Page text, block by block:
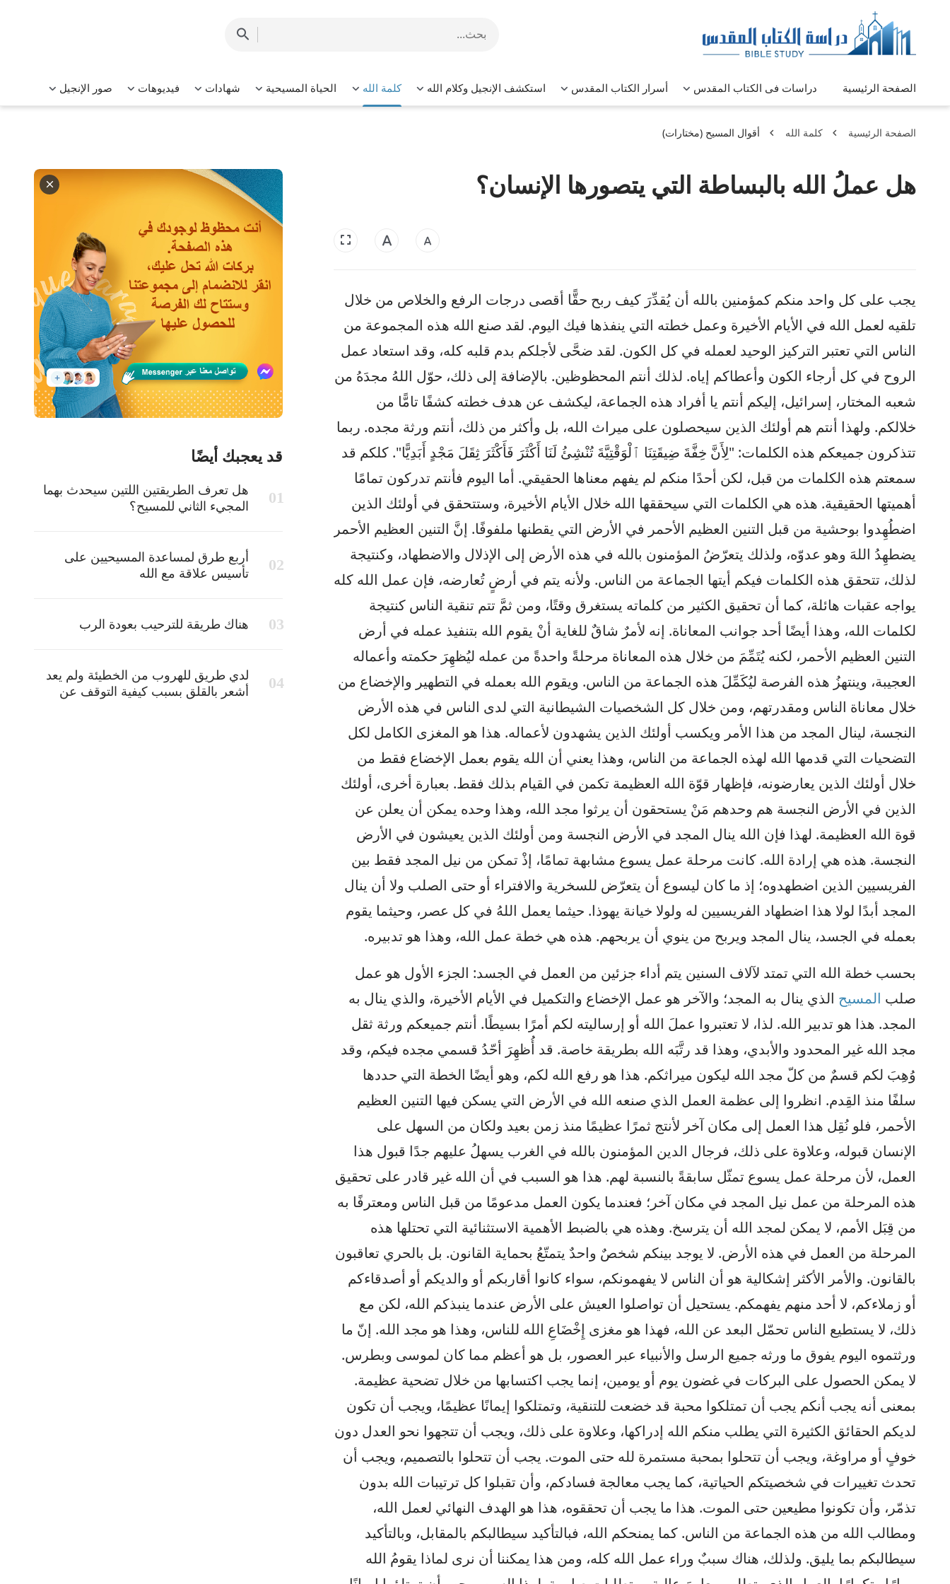
الصفحة الرئيسية دراسات فى الكتاب المقدس أسرار الكتاب المقدس استكشف الإنجيل وكلام الله كلمة الله الحياة المسيحية شهادات فيديوهات صور الإنجيل
الصفحة الرئيسية كلمة الله أقوال المسيح (مختارات)
هل عملُ الله بالبساطة التي يتصورها الإنسان؟
يجب على كل واحد منكم كمؤمنين بالله أن يُقدِّرَ كيف ربح حقًّا أقصى درجات الرفع والخلاص من خلال
تلقيه لعمل الله في الأيام الأخيرة وعمل خطته التي ينفذها فيك اليوم. لقد صنع الله هذه المجموعة من
الناس التي تعتبر التركيز الوحيد لعمله في كل الكون. لقد ضحَّى لأجلكم بدم قلبه كله، وقد استعاد عمل
الروح في كل أرجاء الكون وأعطاكم إياه. لذلك أنتم المحظوظين. بالإضافة إلى ذلك، حوّل اللهُ مجدَهُ من
شعبه المختار، إسرائيل، إليكم أنتم يا أفراد هذه الجماعة، ليكشف عن هدف خطته كشفًا تامًّا من
خلالكم. ولهذا أنتم هم أولئك الذين سيحصلون على ميراث الله، بل وأكثر من ذلك، أنتم ورثة مجده. ربما
تتذكرون جميعكم هذه الكلمات: "لِأَنَّ خِفَّةَ ضِيقَتِنَا ٱلْوَقْتِيَّةَ تُنْشِئُ لَنَا أَكْثَرَ فَأَكْثَرَ ثِقَلَ مَجْدٍ أَبَدِيًّا". كلكم قد
سمعتم هذه الكلمات من قبل، لكن أحدًا منكم لم يفهم معناها الحقيقي. أما اليوم فأنتم تدركون تمامًا
أهميتها الحقيقية. هذه هي الكلمات التي سيحققها الله خلال الأيام الأخيرة، وستتحقق في أولئك الذين
اضطُهِدوا بوحشية من قبل التنين العظيم الأحمر في الأرض التي يقطنها ملفوفًا. إنَّ التنين العظيم الأحمر
يضطهِدُ اللهَ وهو عدوّه، ولذلك يتعرّضُ المؤمنون بالله في هذه الأرض إلى الإذلال والاضطهاد، وكنتيجة
لذلك، تتحقق هذه الكلمات فيكم أيتها الجماعة من الناس. ولأنه يتم في أرضٍ تُعارضه، فإن عمل الله كله
يواجه عقبات هائلة، كما أن تحقيق الكثير من كلماته يستغرق وقتًا، ومن ثمَّ تتم تنقية الناس كنتيجة
لكلمات الله، وهذا أيضًا أحد جوانب المعاناة. إنه لأمرٌ شاقٌ للغاية أنْ يقوم الله بتنفيذ عمله في أرض
التنين العظيم الأحمر، لكنه يُتَمِّمَ من خلال هذه المعاناة مرحلةً واحدةً من عمله ليُظهِرَ حكمته وأعماله
العجيبة، وينتهزُ هذه الفرصة ليُكَمِّلَ هذه الجماعة من الناس. ويقوم الله بعمله في التطهير والإخضاع من
خلال معاناة الناس ومقدرتهم، ومن خلال كل الشخصيات الشيطانية التي لدى الناس في هذه الأرض
النجسة، لينال المجد من هذا الأمر ويكسب أولئك الذين يشهدون لأعماله. هذا هو المغزى الكامل لكل
التضحيات التي قدمها الله لهذه الجماعة من الناس، وهذا يعني أن الله يقوم بعمل الإخضاع فقط من
خلال أولئك الذين يعارضونه، فإظهار قوّة الله العظيمة تكمن في القيام بذلك فقط. بعبارة أخرى، أولئك
الذين في الأرض النجسة هم وحدهم مَنْ يستحقون أن يرثوا مجد الله، وهذا وحده يمكن أن يعلن عن
قوة الله العظيمة. لهذا فإن الله ينال المجد في الأرض النجسة ومن أولئك الذين يعيشون في الأرض
النجسة. هذه هي إرادة الله. كانت مرحلة عمل يسوع مشابهة تمامًا، إذْ تمكن من نيل المجد فقط بين
الفريسيين الذين اضطهدوه؛ إذ ما كان ليسوع أن يتعرّض للسخرية والافتراء أو حتى الصلب ولا أن ينال
المجد أبدًا لولا هذا اضطهاد الفريسيين له ولولا خيانة يهوذا. حيثما يعمل اللهُ في كل عصر، وحيثما يقوم
بعمله في الجسد، ينال المجد ويربح من ينوي أن يربحهم. هذه هي خطة عمل الله، وهذا هو تدبيره.
بحسب خطة الله التي تمتد لآلاف السنين يتم أداء جزئين من العمل في الجسد: الجزء الأول هو عمل
صلب المسيح الذي ينال به المجد؛ والآخر هو عمل الإخضاع والتكميل في الأيام الأخيرة، والذي ينال به
المجد. هذا هو تدبير الله. لذا، لا تعتبروا عملَ الله أو إرساليته لكم أمرًا بسيطًا. أنتم جميعكم ورثة ثقل
مجد الله غير المحدود والأبدي، وهذا قد رتَّبَه الله بطريقة خاصة. قد أُظهِرَ أحّدُ قسمي مجده فيكم، وقد
وُهِبَ لكم قسمٌ من كلّ مجد الله ليكون ميراثكم. هذا هو رفع الله لكم، وهو أيضًا الخطة التي حددها
سلفًا منذ القِدم. انظروا إلى عظمة العمل الذي صنعه الله في الأرض التي يسكن فيها التنين العظيم
الأحمر، فلو نُقِل هذا العمل إلى مكان آخر لأنتج ثمرًا عظيمًا منذ زمن بعيد ولكان من السهل على
الإنسان قبوله، وعلاوة على ذلك، فرجال الدين المؤمنون بالله في الغرب يسهلُ عليهم جدًا قبول هذا
العمل، لأن مرحلة عمل يسوع تمثّل سابقةً بالنسبة لهم. هذا هو السبب في أن الله غير قادر على تحقيق
هذه المرحلة من عمل نيل المجد في مكان آخر؛ فعندما يكون العمل مدعومًا من قبل الناس ومعترفًا به
من قِبَل الأمم، لا يمكن لمجد الله أن يترسخ. وهذه هي بالضبط الأهمية الاستثنائية التي تحتلها هذه
المرحلة من العمل في هذه الأرض. لا يوجد بينكم شخصٌ واحدٌ يتمتّعُ بحماية القانون. بل بالحري تعاقبون
بالقانون. والأمر الأكثر إشكالية هو أن الناس لا يفهمونكم، سواء كانوا أقاربكم أو والديكم أو أصدقاءكم
أو زملاءكم، لا أحد منهم يفهمكم. يستحيل أن تواصلوا العيش على الأرض عندما ينبذكم الله، لكن مع
ذلك، لا يستطيع الناس تحمّل البعد عن الله، فهذا هو مغزى إِخْضَاعِ الله للناس، وهذا هو مجد الله. إنّ ما
ورثتموه اليوم يفوق ما ورثه جميع الرسل والأنبياء عبر العصور، بل هو أعظم مما كان لموسى وبطرس.
لا يمكن الحصول على البركات في غضون يوم أو يومين، إنما يجب اكتسابها من خلال تضحية عظيمة.
بمعنى أنه يجب أنكم يجب أن تمتلكوا محبة قد خضعت للتنقية، وتمتلكوا إيمانًا عظيمًا، ويجب أن تكون
لديكم الحقائق الكثيرة التي يطلب منكم الله إدراكها، وعلاوة على ذلك، ويجب أن تتجهوا نحو العدل دون
خوفٍ أو مراوغة، ويجب أن تتحلوا بمحبة مستمرة لله حتى الموت. يجب أن تتحلوا بالتصميم، ويجب أن
تحدث تغييرات في شخصيتكم الحياتية، كما يجب معالجة فسادكم، وأن تقبلوا كل ترتيبات الله بدون
تذمّر، وأن تكونوا مطيعين حتى الموت. هذا ما يجب أن تحققوه، هذا هو الهدف النهائي لعمل الله،
ومطالب الله من هذه الجماعة من الناس. كما يمنحكم الله، فبالتأكيد سيطالبكم بالمقابل، وبالتأكيد
سيطالبكم بما يليق. ولذلك، هناك سببٌ وراء عمل الله كله، ومن هذا يمكننا أن نرى لماذا يقومُ الله
قد يعجبك أيضًا
هل تعرف الطريقتين اللتين سيحدث بهما
المجيء الثاني للمسيح؟
أربع طرق لمساعدة المسيحيين على
تأسيس علاقة مع الله
هناك طريقة للترحيب بعودة الرب
لدي طريق للهروب من الخطيئة ولم يعد
أشعر بالقلق بسبب كيفية التوقف عن